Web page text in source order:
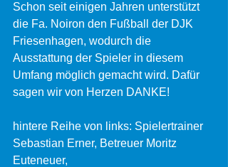
Schon seit einigen Jahren unterstützt
die Fa. Noiron den Fußball der DJK
Friesenhagen, wodurch die
Ausstattung der Spieler in diesem
Umfang möglich gemacht wird. Dafür
sagen wir von Herzen DANKE!
hintere Reihe von links: Spielertrainer
Sebastian Erner, Betreuer Moritz
Euteneuer,